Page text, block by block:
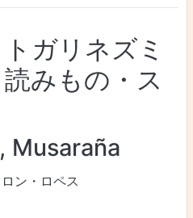
ガリネズミ
読みもの・ス
Musaraña
ン・ロペス